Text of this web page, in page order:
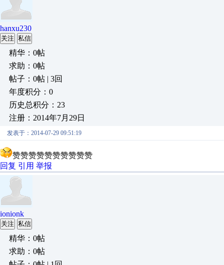
hanxu230
关注 私信
精华：0帖
求助：0帖
帖子：0帖 | 3回
年度积分：0
历史总积分：23
注册：2014年7月29日
发表于：2014-07-29 09:51:19
赞赞赞赞赞赞赞赞赞赞
回复 引用 举报
ionionk
关注 私信
精华：0帖
求助：0帖